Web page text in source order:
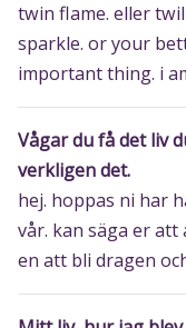
twin flame. eller
sparkle. or your
important thing. i
Vågar du få det liv
verkligen det.
hej. hoppas ni har
vår. kan säga er
en att bli dragen